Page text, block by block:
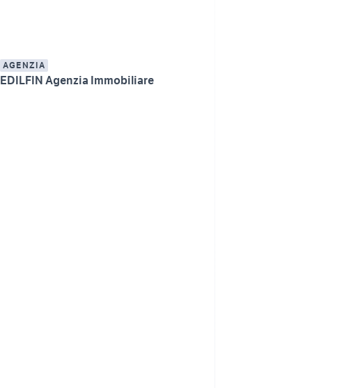
AGENZIA
EDILFIN Agenzia Immobiliare